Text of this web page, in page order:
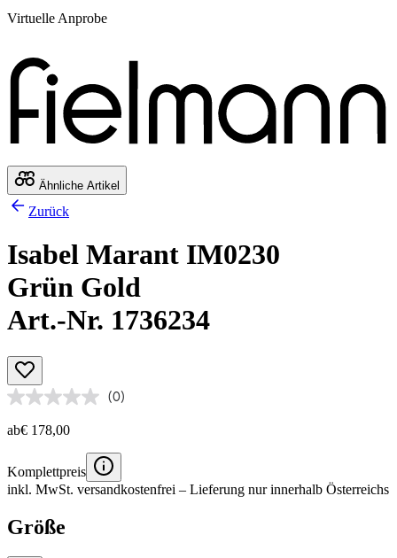
Virtuelle Anprobe
Ähnliche Artikel
Zurück
Isabel Marant IM0230
Grün Gold
Art.-Nr. 1736234
(0)
ab€ 178,00
Komplettpreis
inkl. MwSt. versandkostenfrei – Lieferung nur innerhalb Österreichs
Größe